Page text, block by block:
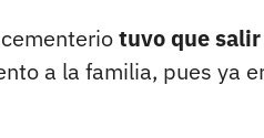
tuvo que
a la familia, pues ya